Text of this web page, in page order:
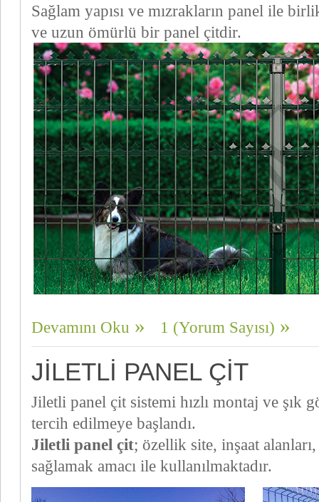
Sağlam yapısı ve mızrakların panel ile
ve uzun ömürlü bir panel çitdir.
Devamını Oku 1 (Yorum Sayısı)
JILETLI PANEL ÇIT
Jiletli panel çit sistemi hızlı montaj ve şık
tercih edilmeye başlandı.
Jiletli panel çit; özellik site, inşaat
sağlamak amacı ile kullanılmaktadır.